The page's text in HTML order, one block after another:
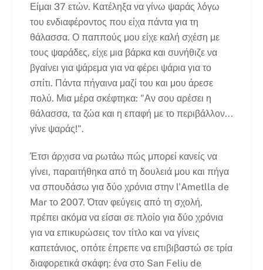
Είμαι 37 ετών. Κατέληξα να γίνω ψαράς λόγω
του ενδιαφέροντος που είχα πάντα για τη
θάλασσα. Ο παππούς μου είχε καλή σχέση με
τους ψαράδες, είχε μια βάρκα και συνήθιζε να
βγαίνει για ψάρεμα για να φέρει ψάρια για το
σπίτι. Πάντα πήγαινα μαζί του και μου άρεσε
πολύ. Μια μέρα σκέφτηκα: "Αν σου αρέσει η
θάλασσα, τα ζώα και η επαφή με το περιβάλλον...
γίνε ψαράς!".
Έτσι άρχισα να ρωτάω πώς μπορεί κανείς να
γίνει, παραιτήθηκα από τη δουλειά μου και πήγα
να σπουδάσω για δύο χρόνια στην l'Ametlla de
Mar το 2007. Όταν φεύγεις από τη σχολή,
πρέπει ακόμα να είσαι σε πλοίο για δύο χρόνια
για να επικυρώσεις τον τίτλο και να γίνεις
καπετάνιος, οπότε έπρεπε να επιβιβαστώ σε τρία
διαφορετικά σκάφη: ένα στο San Feliu de